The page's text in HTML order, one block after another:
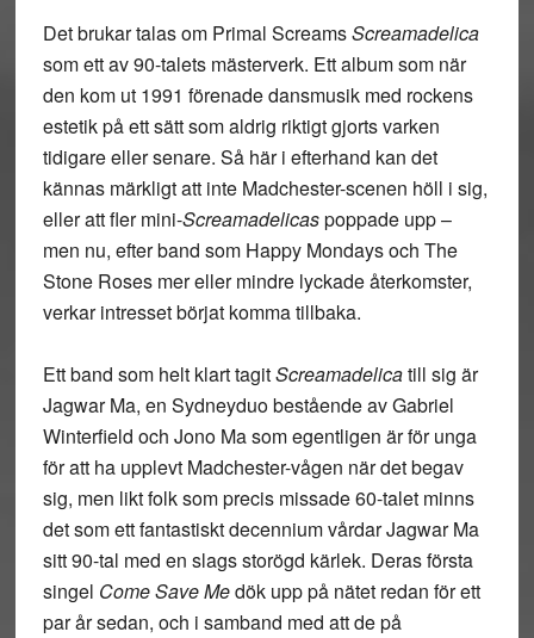
Det brukar talas om Primal ScreamsScreamadelica
som ett av 90-talets mästerverk. Ett album som när
den kom ut 1991 förenade dansmusik med rockens
estetik på ett sätt som aldrig riktigt gjorts varken
tidigare eller senare. Så här i efterhand kan det
kännas märkligt att inte Madchester-scenen höll i sig,
eller att fler mini-Screamadelicaspoppade upp –
men nu, efter band som Happy Mondays och The
Stone Roses mer eller mindre lyckade återkomster,
verkar intresset börjat komma tillbaka.
Ett band som helt klart tagitScreamadelicatill sig är
Jagwar Ma, en Sydneyduo bestående av Gabriel
Winterfield och Jono Ma som egentligen är för unga
för att ha upplevt Madchester-vågen när det begav
sig, men likt folk som precis missade 60-talet minns
det som ett fantastiskt decennium vårdar Jagwar Ma
sitt 90-tal med en slags storögd kärlek. Deras första
singel Come Save Medök upp på nätet redan för ett
par år sedan, och i samband med att de på